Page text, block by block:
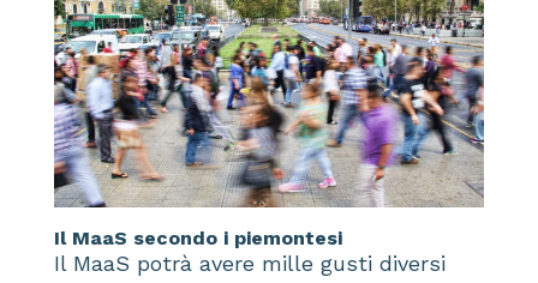
Il MaaS secondo i piemontesi
Il MaaS potrà avere mille gusti diversi